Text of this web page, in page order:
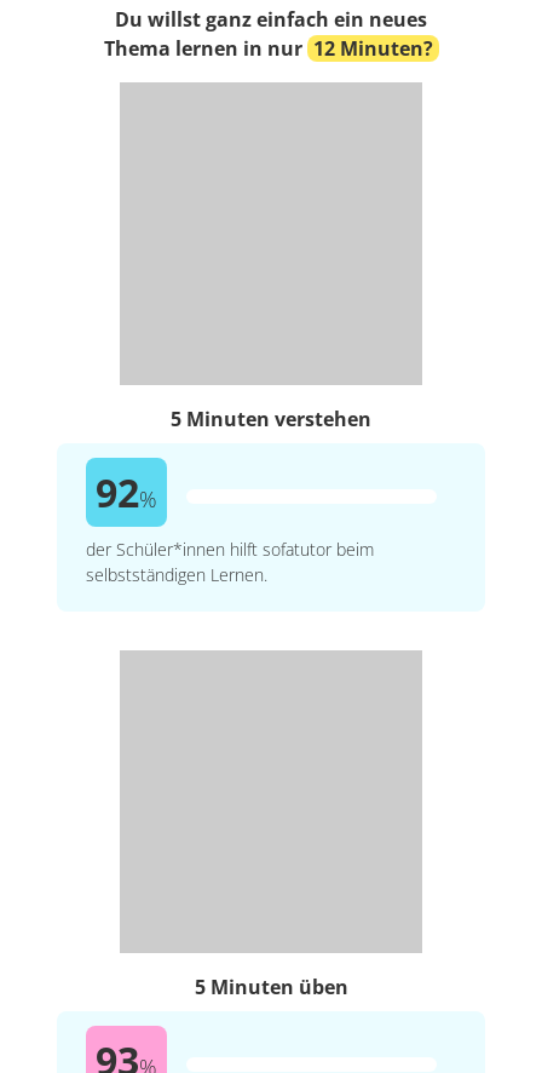
Du willst ganz einfach ein neues
Thema lernen in nur 12 Minuten?
5 Minuten verstehen
92%
der Schüler*innen hilft sofatutor beim
selbstständigen Lernen.
5 Minuten üben
93%